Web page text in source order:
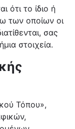
ότι το ίδιο ή
των οποίων οι
σας
στοιχεία.
Τόπου»,